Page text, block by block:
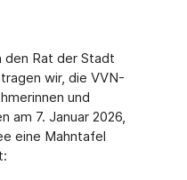
den Rat der Stadt
wir, die VVN-
und
am 7. Januar 2026,
eine Mahntafel